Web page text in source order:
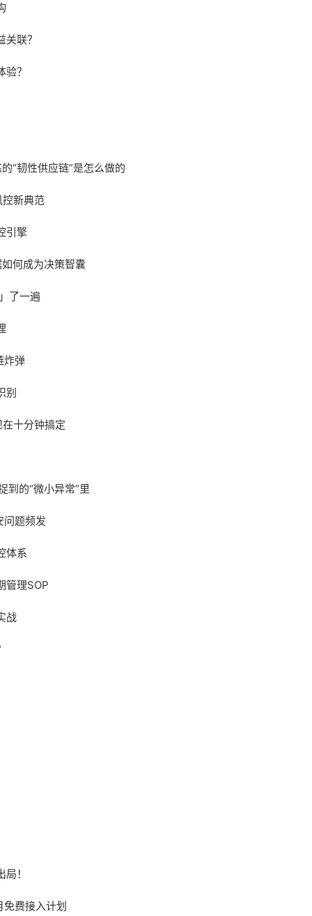
联？
？
“韧性供应链”是怎么做的
新典范
引擎
何成为决策智囊
了一遍
炸弹
别
十分钟搞定
到的“微小异常”里
问题频发
体系
管理SOP
战
！
费接入计划